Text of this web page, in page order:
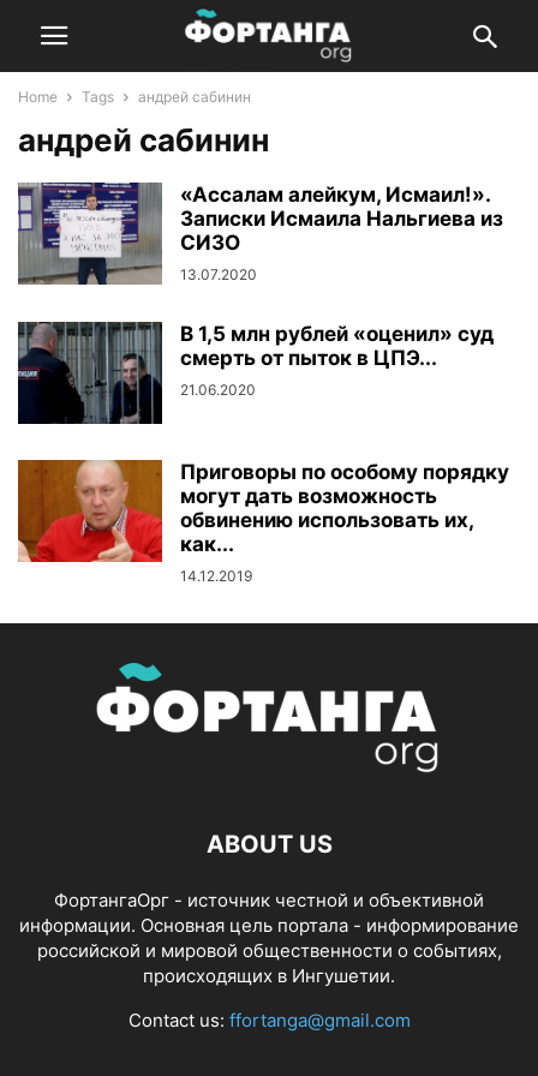
Home Tags андрей сабинин
андрей сабинин
«Ассалам алейкум, Исмаил!».
Записки Исмаила Нальгиева из
СИЗО
13.07.2020
В 1,5 млн рублей «оценил» суд
смерть от пыток в ЦПЭ...
21.06.2020
Приговоры по особому порядку
могут дать возможность
обвинению использовать их,
как...
14.12.2019
ABOUT US
ФортангаОрг - источник честной и объективной
информации. Основная цель портала - информирование
российской и мировой общественности о событиях,
происходящих в Ингушетии.
Contact us: ffortanga@gmail.com